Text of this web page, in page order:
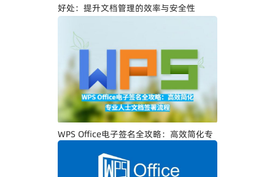
好处：提升文档管理的效率与安全性
WPS Office电子签名全攻略：高效简化专